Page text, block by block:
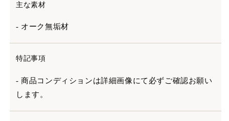
主な素材
- オーク無垢材
特記事項
- 商品コンディションは詳細画像にて必ずご確認お願い
します。